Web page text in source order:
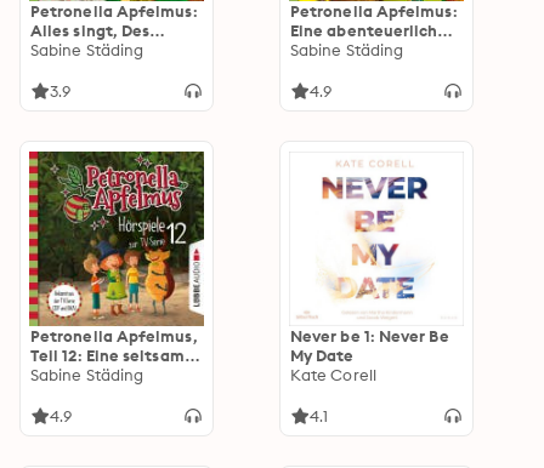
Petronella Apfelmus:
Alles singt, Des
Wichtels Gespür für
Geschichtengerät
Sabine Städing
3.9
Petronella Apfelmus:
Eine abenteuerliche
Nacht, Der komische
Mondglockenblume
Sabine Städing
4.9
Petronella Apfelmus,
Teil 12: Eine seltsame
Aushilfe, Diebesjagd!,
Beförderung
Sabine Städing
4.9
Never be 1: Never Be
My Date
Kate Corell
4.1